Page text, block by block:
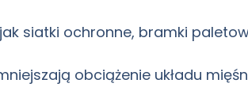
siatki ochronne, bramki
obciążenie układu